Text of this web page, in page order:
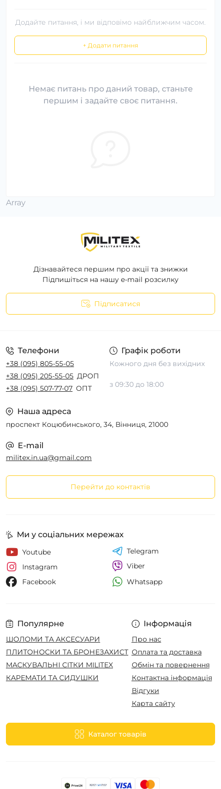
Додайте питання, і ми відповімо найближчим часом.
+ Додати питання
Немає питань про даний товар, станьте
першим і задайте своє питання.
Array
Дізнавайтеся першим про акції та знижки
Підпишіться на нашу e-mail розсилку
Підписатися
Телефони
+38 (095) 805-55-05
+38 (095) 205-55-05 ДРОП
+38 (095) 507-77-07 ОПТ
Графік роботи
Кожного дня без вихідних
з 09:30 до 18:00
Наша адреса
проспект Коцюбинського, 34, Вінниця, 21000
E-mail
militex.in.ua@gmail.com
Перейти до контактів
Популярне
ШОЛОМИ ТА АКСЕСУАРИ
ПЛИТОНОСКИ ТА БРОНЕЗАХИСТ
МАСКУВАЛЬНІ СІТКИ MILITEX
КАРЕМАТИ ТА СИДУШКИ
Інформація
Про нас
Оплата та доставка
Обмін та повернення
Контактна інформація
Відгуки
Карта сайту
Каталог товарів
Ми у соціальних мережах
Youtube
Instagram
Facebook
Telegram
Viber
Whatsapp